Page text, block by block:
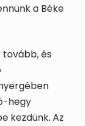
a Béke
és
hegy
kezdünk. Az